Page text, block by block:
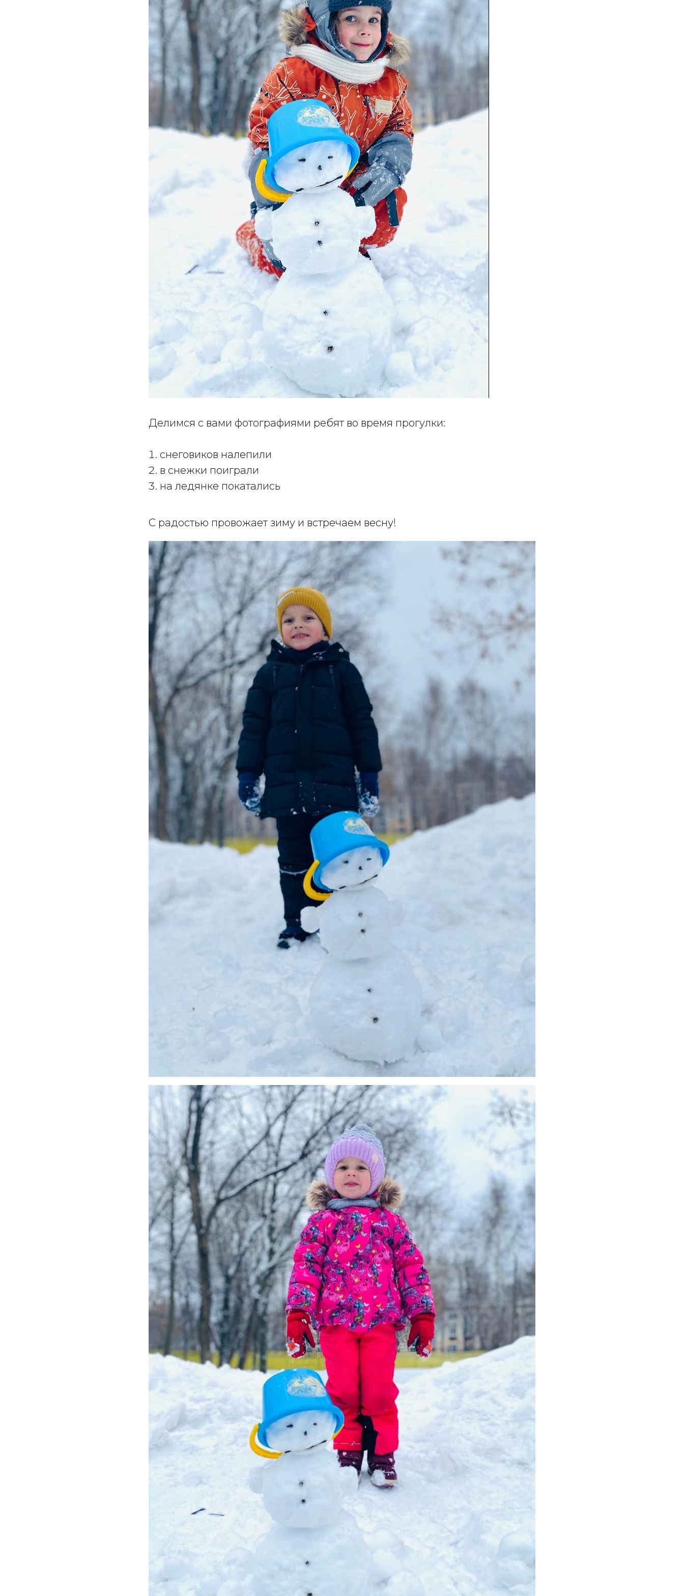
Делимся с вами фотографиями ребят во время прогулки:
снеговиков налепили
в снежки поиграли
на ледянке покатались
С радостью провожает зиму и встречаем весну!